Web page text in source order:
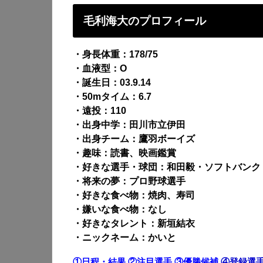
毛利海大のプロフィール
・身長体重：178/75
・血液型：O
・誕生日：03.9.14
・50mタイム：6.7
・遠投：110
・出身中学：田川市立伊田
・出身チーム：鷹羽ボーイズ
・趣味：読書、映画鑑賞
・好きな選手・球団：和田毅・ソフトバンク
・将来の夢：プロ野球選手
・好きな食べ物：焼肉、寿司
・嫌いな食べ物：なし
・好きなタレント：新垣結衣
・ニックネーム：かいと